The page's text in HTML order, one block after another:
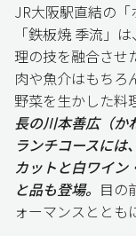
JR大阪駅直結の
「鉄板焼 季流」
理の技を融合させ
肉や魚介はもちろ
野菜を生かした料
長の川本善広（か
ランチコースに
カットと白ワイン
と品も登場。 目の
ォーマンスととも